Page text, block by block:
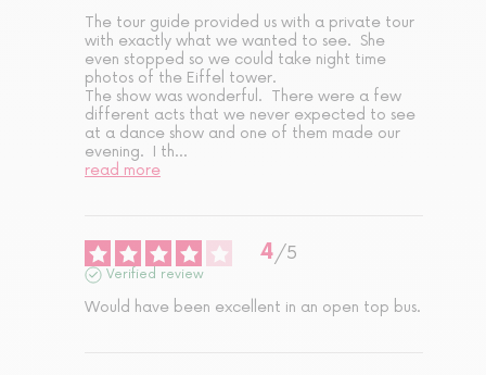
The tour guide provided us with a private tour
with exactly what we wanted to see.  She
even stopped so we could take night time
photos of the Eiffel tower.
The show was wonderful.  There were a few
different acts that we never expected to see
at a dance show and one of them made our
evening.  I th...
read more
4/5
Verified review
Would have been excellent in an open top bus.